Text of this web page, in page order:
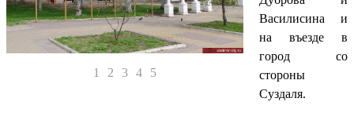
1 2 3 4 5
Василисина и
на въезде в
город со
стороны
Суздаля.